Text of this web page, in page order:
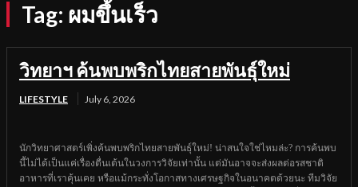
Tag: ผมขึ้นเร็ว
วิทยาฯ ค้นพบพริกไทยสายพันธุ์ใหม่
LIFESTYLE July 6, 2026
นักวิทยาศาสตร์เพิ่งค้นพบพริกไทยสายพันธุ์ใหม่! น่าสนใจใช่ไหมล่ะ? การค้นพบ
นี้ไม่ได้เป็นแค่เรื่องตื่นเต้นในวงการวิจัยเท่านั้น แต่มันอาจจะส่งผลต่อรสชาติ
อาหารที่เราคุ้นเคย หรือแม้กระทั่งโอกาสทางเศรษฐกิจในอนาคตด้วยนะ ทีมวิจัย